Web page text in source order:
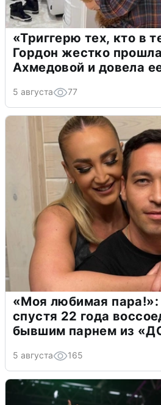
«Триггерю тех, кто в
Гордон жестко
Ахмедовой и довела
5 августа 77
«Моя любимая пара!»:
спустя 22 года
бывшим парнем из
5 августа 165